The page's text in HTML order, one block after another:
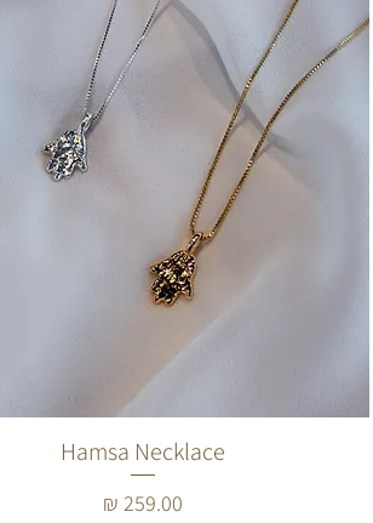
Hamsa Necklace
מחיר